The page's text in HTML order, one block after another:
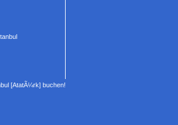
[AtatÃ¼rk] buchen!